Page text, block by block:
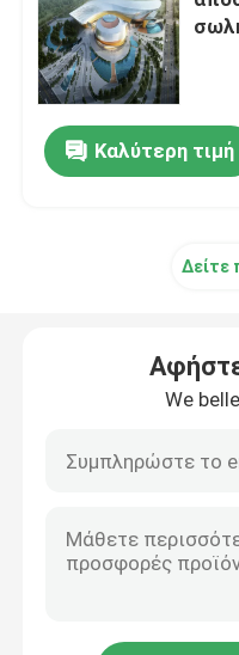
Διαστημικός κόμβος
τοίχος κουρτινών
Φεγγίτης θόλων
Καλύτερη τιμή
Δείτε
We